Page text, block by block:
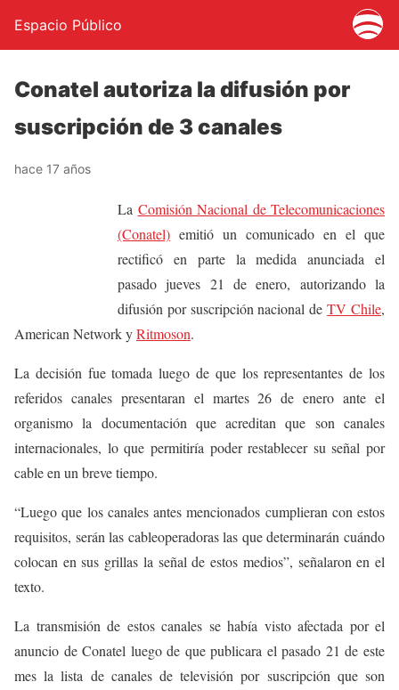
Espacio Público
Conatel autoriza la difusión por
suscripción de 3 canales
hace 17 años
La Comisión Nacional de Telecomunicaciones
(Conatel) emitió un comunicado en el que
rectificó en parte la medida anunciada el
pasado jueves 21 de enero, autorizando la
difusión por suscripción nacional deTV Chile,
American Network yRitmoson.
La decisión fue tomada luego de que los representantes de los
referidos canales presentaran el martes 26 de enero ante el
organismo la documentación que acreditan que son canales
internacionales, lo que permitiría poder restablecer su señal por
cable en un breve tiempo.
“Luego que los canales antes mencionados cumplieran con estos
requisitos, serán las cableoperadoras las que determinarán cuándo
colocan en sus grillas la señal de estos medios”, señalaron en el
texto.
La transmisión de estos canales se había visto afectada por el
anuncio de Conatel luego de que publicara el pasado 21 de este
mes la lista de canales de televisión por suscripción que son